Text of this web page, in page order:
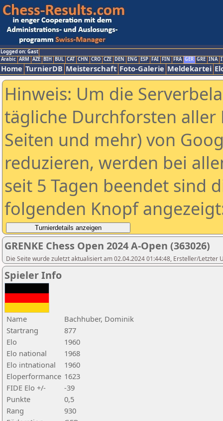
Logged on: Gast
Arabic ARM AZE BIH BUL CAT CHN CRO CZE DEN ENG ESP FAI FIN FRA GER GRE INA
Home TurnierDB Meisterschaft Foto-Galerie Meldekartei
Hinweis: Um die
tägliche Durchforsten aller
Seiten und mehr) von
reduzieren, werden bei
seit 5 Tagen beendet sind
folgenden Knopf
GRENKE Chess Open 2024 A-Open (363026)
Die Seite wurde zuletzt aktualisiert am 02.04.2024 01:44:48, Ersteller/Letzter
Spieler Info
Name
Bachhuber, Dominik
Startrang
877
Elo
1960
Elo national
1968
Elo intnational
1960
Eloperformance 1623
FIDE Elo +/-
-39
Punkte
0,5
Rang
930